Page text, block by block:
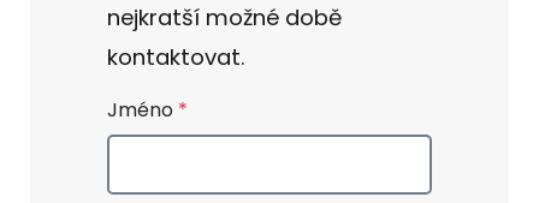
nejkratší možné době
kontaktovat.
Jméno